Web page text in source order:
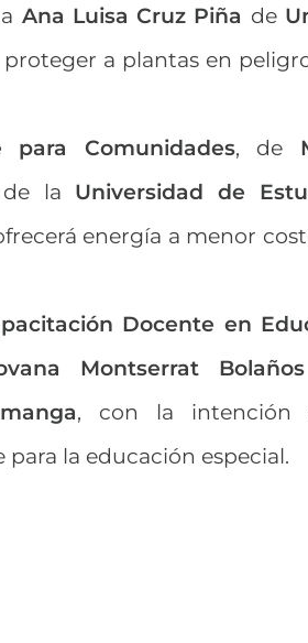
Ana Luisa Cruz Piña de
a plantas en
para Comunidades, de
de la Universidad de
energía a menor
Docente en
Montserrat
, con la intención
la educación especial.